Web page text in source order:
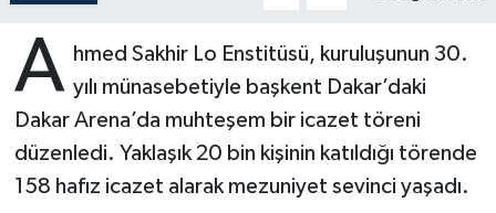
A hmed Sakhir Lo Enstitüsü, kuruluşunun 30.
yılı münasebetiyle başkent Dakar’daki
Dakar Arena’da muhteşem bir icazet töreni
düzenledi. Yaklaşık 20 bin kişinin katıldığı törende
158 hafız icazet alarak mezuniyet sevinci yaşadı.
Bartın Müftülüğü
Batman Müftülüğü
Ramazan
Sahabeler
DEPREM
Dünya